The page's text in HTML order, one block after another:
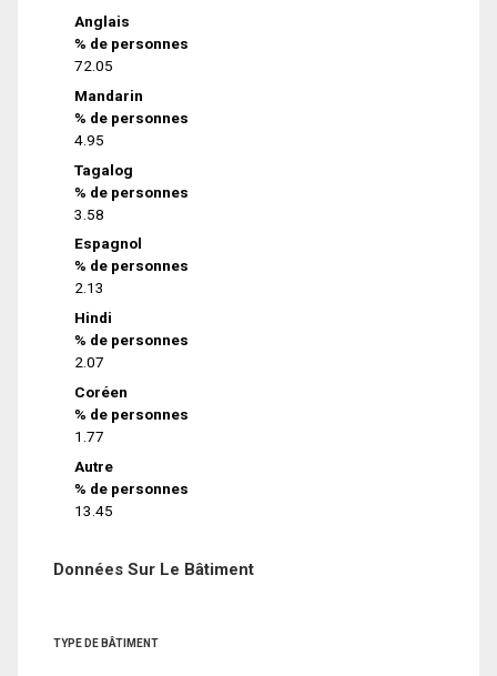
Anglais
% de personnes
72.05
Mandarin
% de personnes
4.95
Tagalog
% de personnes
3.58
Espagnol
% de personnes
2.13
Hindi
% de personnes
2.07
Coréen
% de personnes
1.77
Autre
% de personnes
13.45
Données Sur Le Bâtiment
TYPE DE BÂTIMENT